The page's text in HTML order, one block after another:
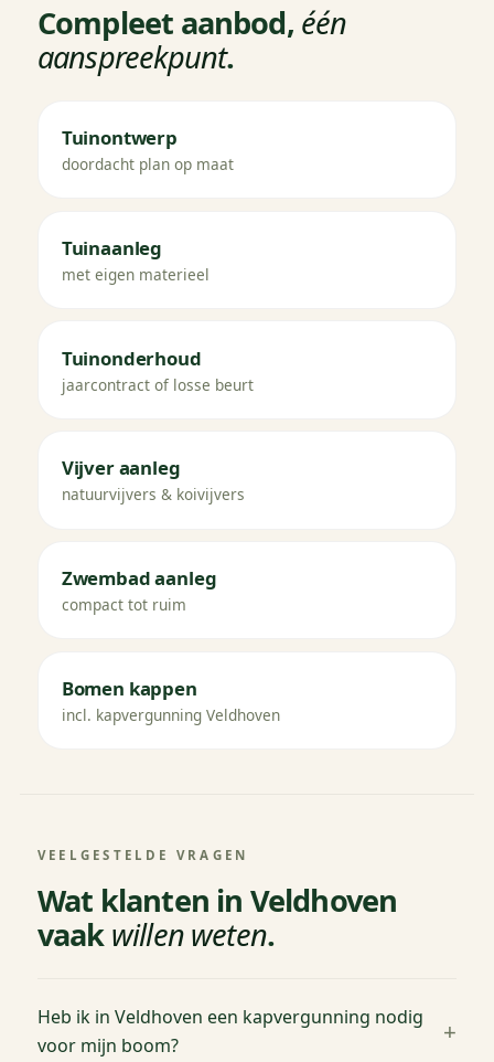
Compleet aanbod, één
aanspreekpunt.
Tuinontwerp
doordacht plan op maat
Tuinaanleg
met eigen materieel
Tuinonderhoud
jaarcontract of losse beurt
Vijver aanleg
natuurvijvers & koivijvers
Zwembad aanleg
compact tot ruim
Bomen kappen
incl. kapvergunning Veldhoven
VEELGESTELDE VRAGEN
Wat klanten in Veldhoven
vaakwillen weten.
Heb ik in Veldhoven een kapvergunning nodig
voor mijn boom?